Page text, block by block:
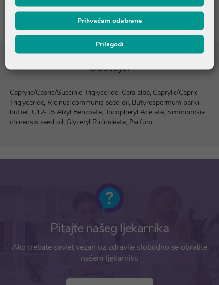
Recenzije
Sastojci
Caprylic/Capric/Succinic Triglyceride, Cera alba, Caprylic/Capric
Triglyceride, Ricinus communis seed oil, Butyrospermum parkii
butter, C12-15 Alkyl Benzoate, Tocopheryl Acetate, Simmondsia
chinensis seed oil, Glyceryl Ricinoleate, Parfum
Pitajte našeg ljekarnika
Ako trebate savjet vezan uz zdravlje slobodno se obratite
našem ljekarniku
Prihvaćam odabrane
Prilagodi